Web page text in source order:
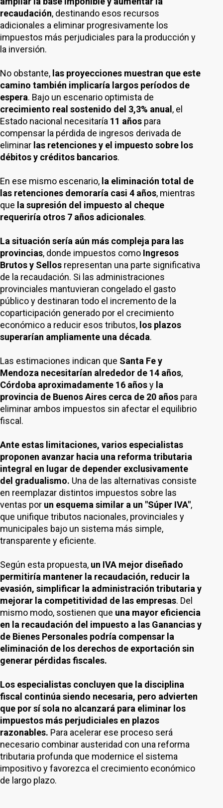
recaudación, destinando esos recursos
adicionales a eliminar progresivamente los
impuestos más perjudiciales para la producción y
la inversión.
No obstante, las proyecciones muestran que este
camino también implicaría largos períodos de
espera. Bajo un escenario optimista de
crecimiento real sostenido del 3,3% anual , el
Estado nacional necesitaría 11 años para
compensar la pérdida de ingresos derivada de
eliminar las retenciones y el impuesto sobre los
débitos y créditos bancarios.
En ese mismo escenario, la eliminación total de
las retenciones demoraría casi 4 años, mientras
que la supresión del impuesto al cheque
requeriría otros 7 años adicionales.
La situación sería aún más compleja para las
provincias, donde impuestos como Ingresos
Brutos y Sellos representan una parte significativa
de la recaudación. Si las administraciones
provinciales mantuvieran congelado el gasto
público y destinaran todo el incremento de la
coparticipación generado por el crecimiento
económico a reducir esos tributos, los plazos
superarían ampliamente una década.
Las estimaciones indican que Santa Fe y
Mendoza necesitarían alrededor de 14 años,
Córdoba aproximadamente 16 añosy la
provincia de Buenos Aires cerca de 20 años para
eliminar ambos impuestos sin afectar el equilibrio
fiscal.
Ante estas limitaciones, varios especialistas
proponen avanzar hacia una reforma tributaria
integral en lugar de depender exclusivamente
del gradualismo. Una de las alternativas consiste
en reemplazar distintos impuestos sobre las
ventas por un esquema similar a un "Súper IVA",
que unifique tributos nacionales, provinciales y
municipales bajo un sistema más simple,
transparente y eficiente.
Según esta propuesta, un IVA mejor diseñado
permitiría mantener la recaudación, reducir la
evasión, simplificar la administración tributaria y
mejorar la competitividad de las empresas. Del
mismo modo, sostienen que una mayor eficiencia
en la recaudación del impuesto a las Ganancias y
de Bienes Personales podría compensar la
eliminación de los derechos de exportación sin
generar pérdidas fiscales.
Los especialistas concluyen que la disciplina
fiscal continúa siendo necesaria, pero advierten
que por sí sola no alcanzará para eliminar los
impuestos más perjudiciales en plazos
razonables. Para acelerar ese proceso será
necesario combinar austeridad con una reforma
tributaria profunda que modernice el sistema
impositivo y favorezca el crecimiento económico
de largo plazo.